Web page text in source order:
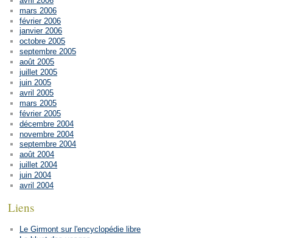
mars 2006
février 2006
janvier 2006
octobre 2005
septembre 2005
août 2005
juillet 2005
juin 2005
avril 2005
mars 2005
février 2005
décembre 2004
novembre 2004
septembre 2004
août 2004
juillet 2004
juin 2004
avril 2004
Liens
Le Girmont sur l'encyclopédie libre